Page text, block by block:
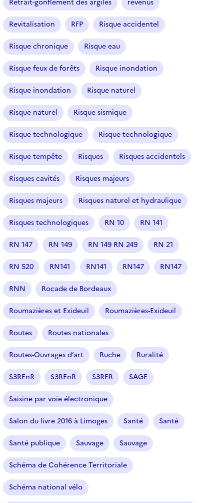
Retrait-gonflement des argiles revenus
Revitalisation RFP Risque accidentel
Risque chronique Risque eau
Risque feux de forêts Risque inondation
Risque inondation Risque naturel
Risque naturel Risque sismique
Risque technologique Risque technologique
Risque tempête Risques Risques accidentels
Risques cavités Risques majeurs
Risques majeurs Risques naturel et hydraulique
Risques technologiques RN 10 RN 141
RN 147 RN 149 RN 149 RN 249 RN 21
RN 520 RN141 RN141 RN147 RN147
RNN Rocade de Bordeaux
Roumazières et Exideuil Roumazières-Exideuil
Routes Routes nationales
Routes-Ouvrages d’art Ruche Ruralité
S3REnR S3REnR S3RER SAGE
Saisine par voie électronique
Salon du livre 2016 à Limoges Santé Santé
Santé publique Sauvage Sauvage
Schéma de Cohérence Territoriale
Schéma national vélo